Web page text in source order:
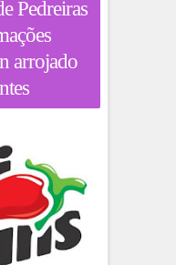
Pedreiras
arrojado